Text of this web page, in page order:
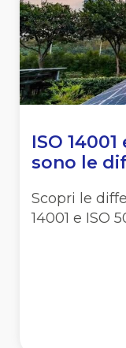
ISO
sono le
Scopri le
14001 e ISO